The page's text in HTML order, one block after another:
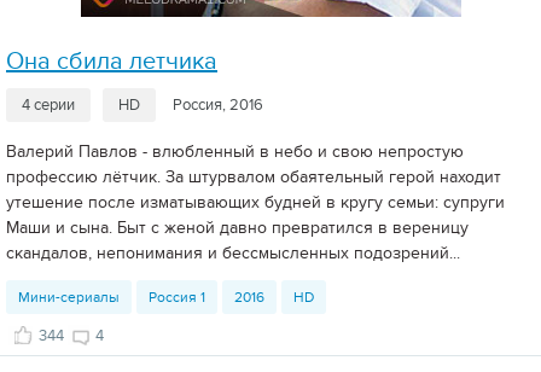
Она сбила летчика
4 серии HD Россия, 2016
Валерий Павлов - влюбленный в небо и свою непростую
профессию лётчик. За штурвалом обаятельный герой находит
утешение после изматывающих будней в кругу семьи: супруги
Маши и сына. Быт с женой давно превратился в вереницу
скандалов, непонимания и бессмысленных подозрений...
Мини-сериалы Россия 1 2016 HD
344 4